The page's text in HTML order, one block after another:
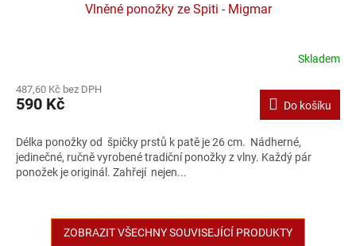
Vlněné ponožky ze Spiti - Migmar
Skladem
487,60 Kč bez DPH
590 Kč Do košíku
Délka ponožky od špičky prstů k patě je 26 cm. Nádherné,
jedinečné, ručně vyrobené tradiční ponožky z vlny. Každý pár
ponožek je originál. Zahřejí nejen...
ZOBRAZIT VŠECHNY SOUVISEJÍCÍ PRODUKTY